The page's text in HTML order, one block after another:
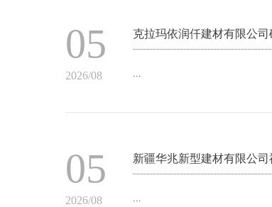
05
2026/08
克拉玛依润仟建材有限公
05
2026/08
新疆华兆新型建材有限公